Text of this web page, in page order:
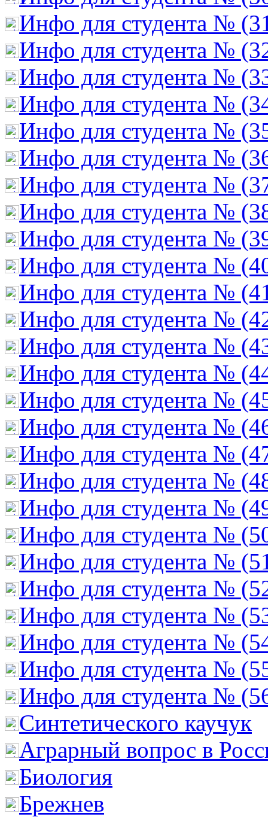
Инфо для студента №
Инфо для студента №
Инфо для студента №
Инфо для студента №
Инфо для студента №
Инфо для студента №
Инфо для студента №
Инфо для студента №
Инфо для студента №
Инфо для студента №
Инфо для студента №
Инфо для студента №
Инфо для студента №
Инфо для студента №
Инфо для студента №
Инфо для студента №
Инфо для студента №
Инфо для студента №
Инфо для студента №
Инфо для студента №
Инфо для студента №
Инфо для студента №
Инфо для студента №
Инфо для студента №
Инфо для студента №
Инфо для студента №
Cинтетического каучук
Аграрный вопрос в
Биология
Брежнев